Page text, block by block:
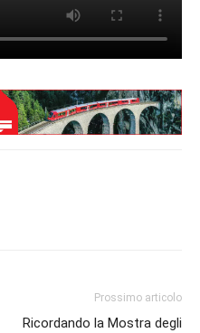
Prossimo articolo
Ricordando la Mostra degli